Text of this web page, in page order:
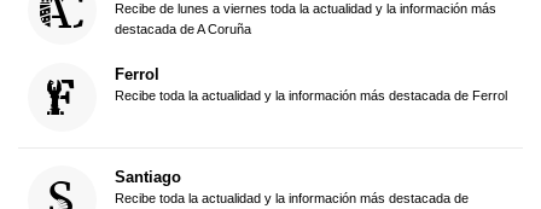
Recibe de lunes a viernes toda la actualidad y la información más
destacada de A Coruña
Ferrol
Recibe toda la actualidad y la información más destacada de Ferrol
Santiago
Recibe toda la actualidad y la información más destacada de